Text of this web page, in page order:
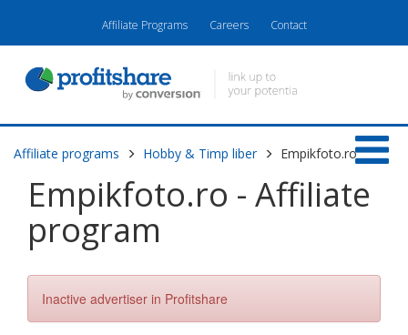
Affiliate Programs Careers Contact
Affiliate programs Hobby & Timp liber Empikfoto.ro
Empikfoto.ro - Affiliate
program
Inactive advertiser in Profitshare